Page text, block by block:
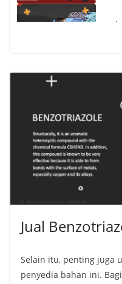
Jual
Selain itu, penting juga
penyedia bahan ini.